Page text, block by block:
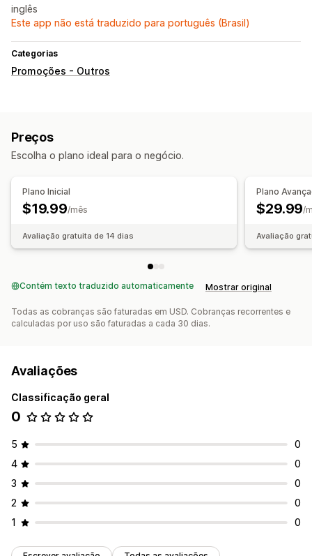
inglês
Este app não está traduzido para português (Brasil)
Categorias
Promoções - Outros
Preços
Escolha o plano ideal para o negócio.
Plano Inicial
$19.99/mês
Avaliação gratuita de 14 dias
Plano
$29.99/
Avaliação
Contém texto traduzido automaticamente Mostrar original
Todas as cobranças são faturadas em USD. Cobranças recorrentes e
calculadas por uso são faturadas a cada 30 dias.
Avaliações
Classificação geral
0
5
0
4
0
3
0
2
0
1
0